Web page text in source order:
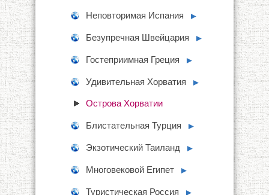
Неповторимая Испания ►
Безупречная Швейцария ►
Гостеприимная Греция ►
Удивительная Хорватия ►
Острова Хорватии
Блистательная Турция ►
Экзотический Таиланд ►
Многовековой Египет ►
Туристическая Россия ►